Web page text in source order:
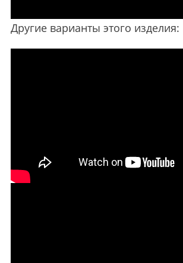
Другие варианты этого изделия: